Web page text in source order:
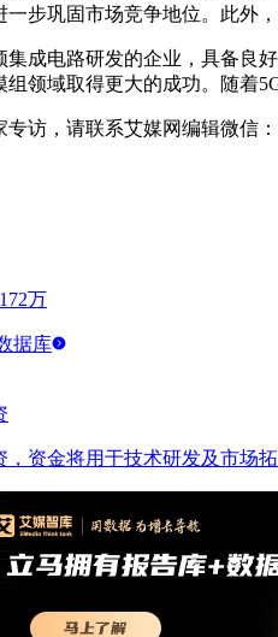
步巩固市场竞争地位。此外
电路研发的企业，具备良好
领域取得更大的成功。随着
访，请联系艾媒网编辑微信：
万
据库
资金将用于技术研发及市场拓